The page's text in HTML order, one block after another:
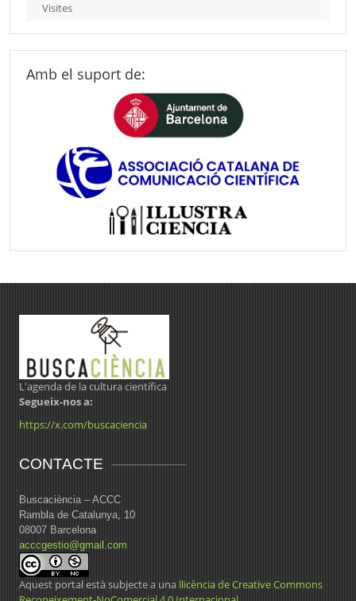
Visites
Amb el suport de:
L'agenda de la cultura científica
Segueix-nos a:
https://x.com/buscaciencia
CONTACTE
Buscaciència – ACCC
Rambla de Catalunya, 10
08007 Barcelona
acccgestio@gmail.com
Aquest portal està subjecte a una llicència de Creative Commons